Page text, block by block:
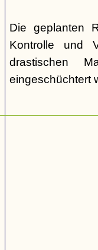
Die geplanten
Kontrolle und
drastischen
eingeschüchtert